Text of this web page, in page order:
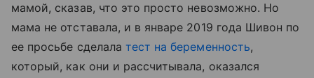
мамой, сказав, что это просто невозможно. Но
мама не отставала, и в январе 2019 года Шивон по
ее просьбе сделала тест на беременность,
который, как они и рассчитывала, оказался